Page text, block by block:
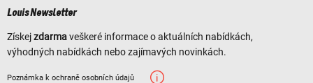
Louis Newsletter
Získejzdarmaveškeré informace o aktuálních nabídkách,
výhodných nabídkách nebo zajímavých novinkách.
Poznámka k ochraně osobních údajů